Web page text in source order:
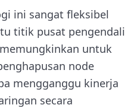
ini sangat fleksibel
titik pusat pengendali
untuk
node
mengganggu kinerja
secara